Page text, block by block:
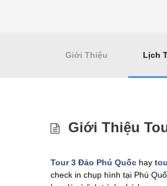
Giới Thiệu Lịch
Giới Thiệu
Tour 3 Đảo Phú Quốc hay
check in chụp hình tại Phú